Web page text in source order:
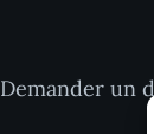
Demander un